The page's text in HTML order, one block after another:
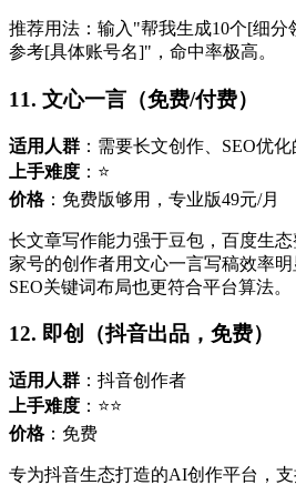
推荐用法：输入"帮我生成10个[细分
参考[具体账号名]"，命中率极高。
11. 文心一言（免费/付费）
适用人群 ：需要长文创作、SEO优
上手难度 ：⭐
价格：免费版够用，专业版49元/月
长文章写作能力强于豆包，百度生
家号的创作者用文心一言写稿效率
SEO关键词布局也更符合平台算法。
12. 即创（抖音出品，免费）
适用人群 ：抖音创作者
上手难度 ：⭐⭐
价格：免费
专为抖音生态打造的AI创作平台，